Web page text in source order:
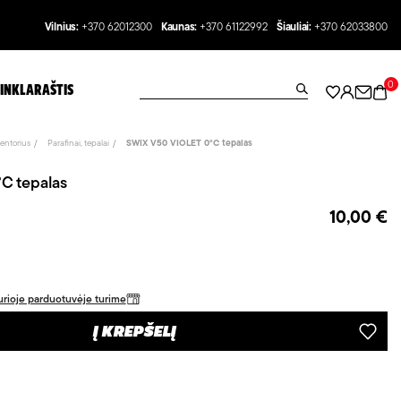
Vilnius: +370 62012300 Kaunas: +370 61122992 Šiauliai: +370 62033800
0
Parafinai, tepalai SWIX V50 VIOLET 0°C tepalas
tepalas
10,00 €
parduotuvėje turime
Į KREPŠELĮ